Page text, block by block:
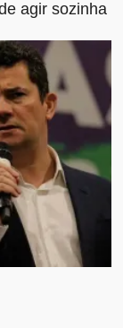
agir sozinha